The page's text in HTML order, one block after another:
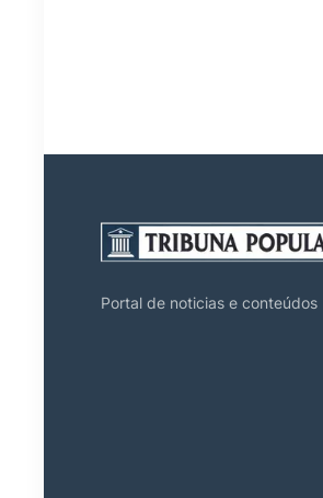
Portal de noticias e conteúdos